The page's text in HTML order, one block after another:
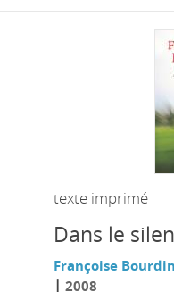
texte imprimé
Dans le
Françoise Bourdin
| 2008